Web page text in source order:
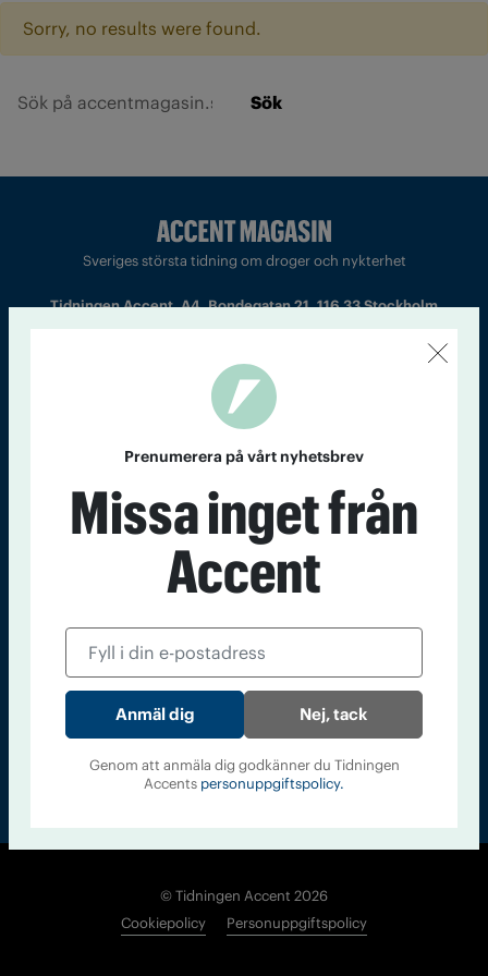
Sorry, no results were found.
Sök
Sveriges största tidning om droger och nykterhet
Tidningen Accent, A4, Bondegatan 21, 116 33 Stockholm
Chefredaktör och ansvarig utgivare: Barbro Janson Lundkvist,
barbro@a4.se.
Kontakt Om Tidningen Tidningsarkiv In English
Läs tidigare
Accent
© Tidningen Accent 2026
Cookiepolicy
Personuppgiftspolicy
Prenumerera på vårt nyhetsbrev
Missa inget från
Accent
Nej, tack
Genom att anmäla dig godkänner du Tidningen
Accents personuppgiftspolicy.